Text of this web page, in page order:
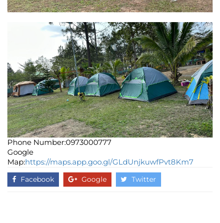
Phone Number:0973000777
Google
Map:https://maps.app.goo.gl/GLdUnjkuwfPvt8Km7
Facebook Google Twitter